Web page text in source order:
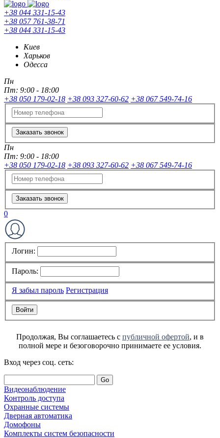
+38 044 331-15-43
+38 057 761-38-71
+38 044 331-15-43
Киев
Харьков
Одесса
Пн
Пт: 9:00 - 18:00
+38 050 179-02-18 +38 093 327-60-62 +38 067 549-74-16
Заказать звонок
Пн
Пт: 9:00 - 18:00
+38 050 179-02-18 +38 093 327-60-62 +38 067 549-74-16
Заказать звонок
0
Логин:
Пароль:
Я забыл пароль Регистрация
Продолжая, Вы соглашаетесь с публичной офертой, и в
полной мере и безоговорочно принимаете ее условия.
Вход через соц. сеть:
Go
Видеонаблюдение
Контроль доступа
Охранные системы
Дверная автоматика
Домофоны
Комплекты систем безопасности